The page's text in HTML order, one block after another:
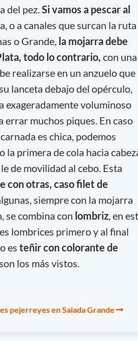
del pez. Si vamos a pescar al
o a canales que surcan la ruta
o Grande, la mojarra debe
todo lo contrario, con una
realizarse en un anzuelo que
lanceta debajo del opérculo,
exageradamente voluminoso
errar muchos piques. En caso
es chica, podemos
la primera de cola hacia
de movilidad al cebo. Esta
con otras, caso filet de
siempre con la mojarra
se combina con lombriz, en
lombrices primero y al final
es teñir con colorante de
son los más vistos.
pejerreyes en Salada Grande